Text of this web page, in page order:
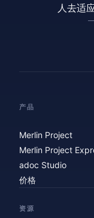
人去适
产品
Merlin Project
Merlin Project
adoc Studio
价格
资源